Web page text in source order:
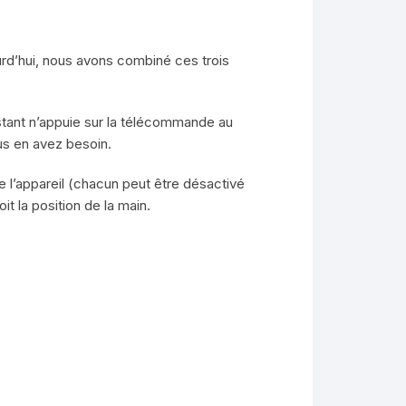
nous avons combiné ces trois
n’appuie sur la télécommande au
en avez besoin.
l’appareil (chacun peut être désactivé
la position de la main.